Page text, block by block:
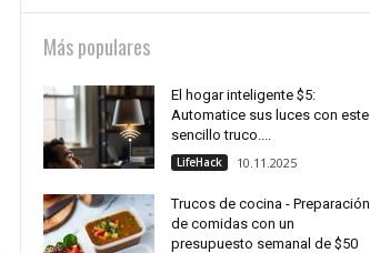
Más populares
El hogar inteligente $5:
Automatice sus luces con este
sencillo truco....
LifeHack 10.11.2025
Trucos de cocina - Preparación
de comidas con un
presupuesto semanal de $50